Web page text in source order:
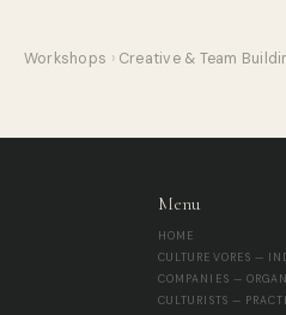
Workshops › Creative & Team
Menu
HOME
CULTUREVORES —
COMPANIES —
CULTURISTS —